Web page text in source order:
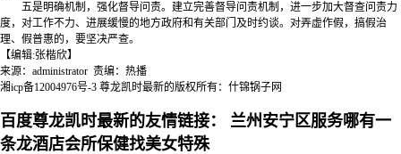
五是明确机制，强化督导问责。建立完善督导问责机制，进一步加大督查问责力
度，对工作不力、进展缓慢的地方政府和有关部门及时约谈。对弄虚作假，搞假治
理、假普惠的，要坚决严查。
【编辑:张楷欣】
来源：administrator 责编：热播
湘icp备12004976号-3 尊龙凯时最新的版权所有：什锦锅子网
百度尊龙凯时最新的友情链接： 兰州安宁区服务哪有一
条龙酒店会所保健找美女特殊